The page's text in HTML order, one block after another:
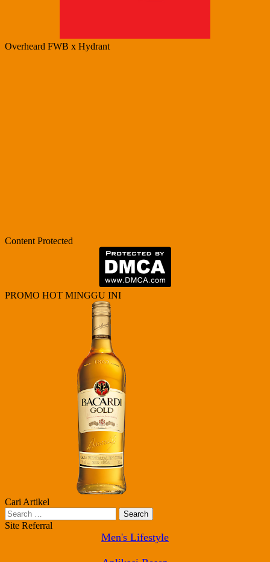
Overheard FWB x Hydrant
Content Protected
PROMO HOT MINGGU INI
Cari Artikel
Search
for:
Site Referral
Men's Lifestyle